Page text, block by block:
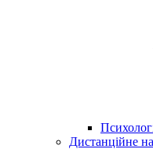
Дистанційне